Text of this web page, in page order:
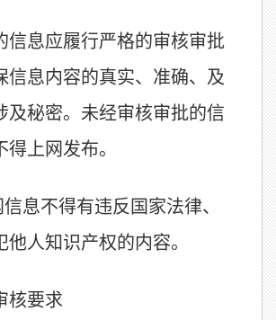
信息应履行严格的审核审批
信息内容的真实、准确、及
及秘密。未经审核审批的信
上网发布。
信息不得有违反国家法律、
他人知识产权的内容。
核要求